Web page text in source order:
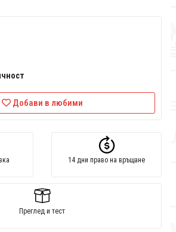
Добави в любими
14 дни право на връщане
Преглед и тест